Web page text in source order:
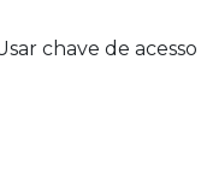
chave de acesso